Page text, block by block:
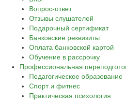
Вопрос-ответ
Отзывы слушателей
Подарочный сертификат
Банковские реквизиты
Оплата банковской картой
Обучение в рассрочку
Профессиональная
Педагогическое образование
Спорт и фитнес
Практическая психология